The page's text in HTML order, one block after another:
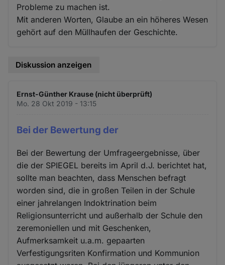
Probleme zu machen ist.
Mit anderen Worten, Glaube an ein höheres Wesen
gehört auf den Müllhaufen der Geschichte.
Diskussion anzeigen
Ernst-Günther Krause (nicht überprüft)
Mo. 28 Okt 2019 - 13:15
Bei der Bewertung der
Bei der Bewertung der Umfrageergebnisse, über
die der SPIEGEL bereits im April d.J. berichtet hat,
sollte man beachten, dass Menschen befragt
worden sind, die in großen Teilen in der Schule
einer jahrelangen Indoktrination beim
Religionsunterricht und außerhalb der Schule den
zeremoniellen und mit Geschenken,
Aufmerksamkeit u.a.m. gepaarten
Verfestigungsriten Konfirmation und Kommunion